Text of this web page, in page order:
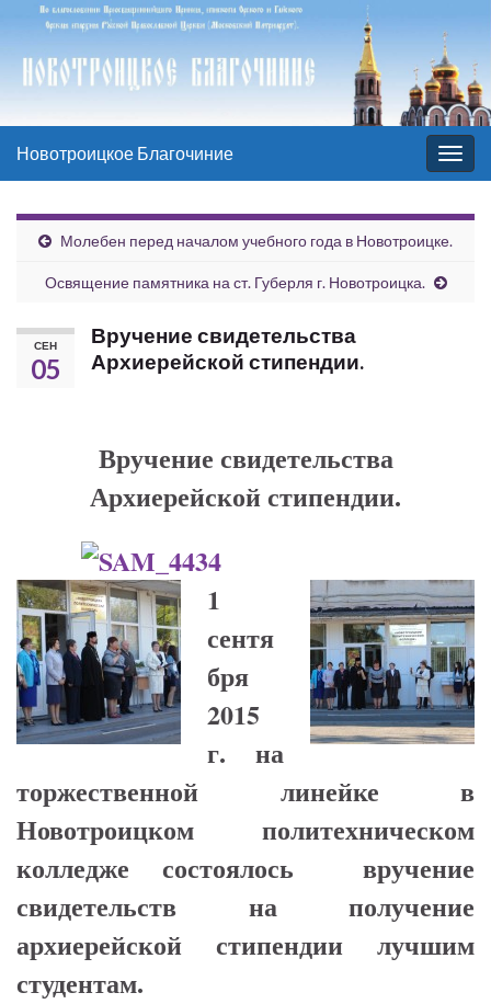
Вкл/
выкл
Новотроицкое Благочиние
Молебен перед началом учебного года в Новотроицке.
Освящение памятника на ст. Губерля г. Новотроицка.
СЕН
05
Вручение свидетельства
Архиерейской стипендии.
Вручение свидетельства
Архиерейской стипендии.
1
сентя
бря
2015
г. на
торжественной линейке в
Новотроицком политехническом
колледже состоялось вручение
свидетельств на получение
архиерейской стипендии лучшим
студентам.